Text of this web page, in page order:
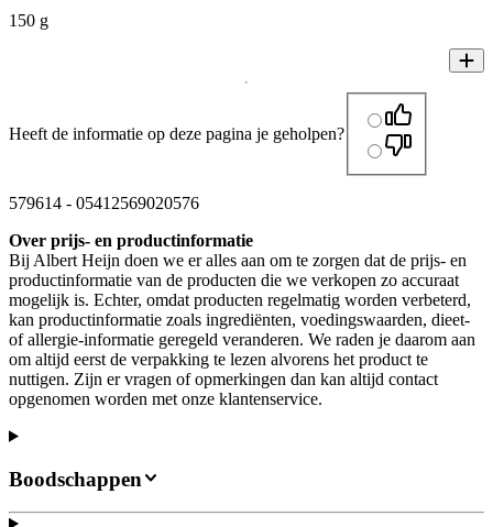
150 g
Heeft de informatie op deze pagina je geholpen?
579614 - 05412569020576
Over prijs- en productinformatie
Bij Albert Heijn doen we er alles aan om te zorgen dat de prijs- en
productinformatie van de producten die we verkopen zo accuraat
mogelijk is. Echter, omdat producten regelmatig worden verbeterd,
kan productinformatie zoals ingrediënten, voedingswaarden, dieet-
of allergie-informatie geregeld veranderen. We raden je daarom aan
om altijd eerst de verpakking te lezen alvorens het product te
nuttigen. Zijn er vragen of opmerkingen dan kan altijd contact
opgenomen worden met onze klantenservice.
Boodschappen